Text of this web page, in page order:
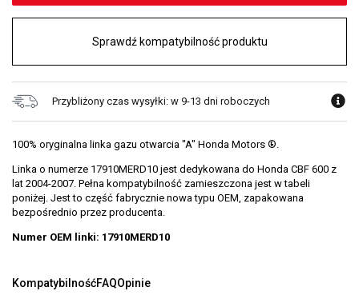
Sprawdź kompatybilność produktu
Przybliżony czas wysyłki: w 9-13 dni roboczych
100% oryginalna linka gazu otwarcia "A" Honda Motors ®.
Linka o numerze 17910MERD10 jest dedykowana do Honda CBF 600 z
lat 2004-2007. Pełna kompatybilność zamieszczona jest w tabeli
poniżej. Jest to część fabrycznie nowa typu OEM, zapakowana
bezpośrednio przez producenta.
Numer OEM linki: 17910MERD10
KompatybilnośćFAQOpinie